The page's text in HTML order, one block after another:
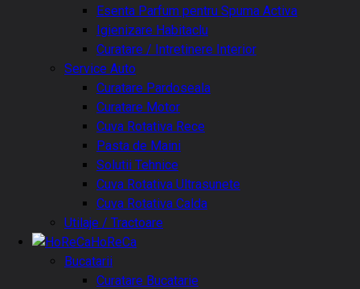
Esenta Parfum pentru Spuma Activa
Igienizare Habitaclu
Curatare / Intretinere Interior
Service Auto
Curatare Pardoseala
Curatare Motor
Cuva Rotativa Rece
Pasta de Maini
Solutii Tehnice
Cuva Rotativa Ultrasunete
Cuva Rotativa Calda
Utilaje / Tractoare
HoReCa
Bucatarii
Curatare Bucatarie